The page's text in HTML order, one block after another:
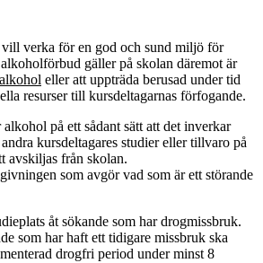
verka för en god och sund miljö för
gäller på skolan däremot är
alkohol eller att uppträda berusad under tid
resurser till kursdeltagarnas förfogande.
på ett sådant sätt att det inverkar
kursdeltagares studier eller tillvaro på
avskiljas från skolan.
som avgör vad som är ett störande
åt sökande som har drogmissbruk.
som har haft ett tidigare missbruk ska
drogfri period under minst 8